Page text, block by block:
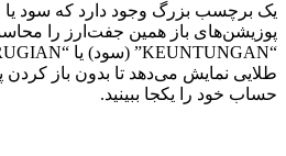
یک برچسب بزرگ وجود دارد که سود یا
پوزیشن‌های باز همین جفت‌ارز را
طلایی نمایش می‌دهد تا بدون باز کردن
حساب خود را یکجا ببینید.